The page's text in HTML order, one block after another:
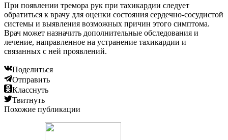
При появлении тремора рук при тахикардии следует
обратиться к врачу для оценки состояния сердечно-сосудистой
системы и выявления возможных причин этого симптома.
Врач может назначить дополнительные обследования и
лечение, направленное на устранение тахикардии и
связанных с ней проявлений.
Поделиться
Отправить
Класснуть
Твитнуть
Похожие публикации